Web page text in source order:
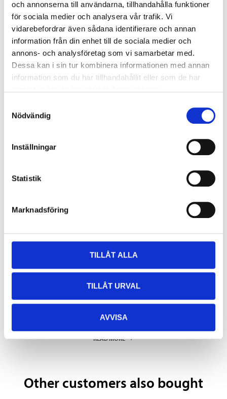
och annonserna till användarna, tillhandahålla funktioner
för sociala medier och analysera vår trafik. Vi
vidarebefordrar även sådana identifierare och annan
information från din enhet till de sociala medier och
annons- och analysföretag som vi samarbetar med.
Dessa kan i sin tur kombinera informationen med annan
information som du har tillhandahållit eller som de har
Nödvändig
Inställningar
Statistik
Marknadsföring
TILLÅT ALLA
TILLÅT URVAL
AVVISA
Inner dimensions :
(B) 35,7 x (D) 22,3 x (H) 21,7cm
In stock in15 store
1699:-
Document lock box, fireproof,
Pay & Collect
Pay & Collect in your local store within 2 hours! For more information
READ MORE
Other customers also bought